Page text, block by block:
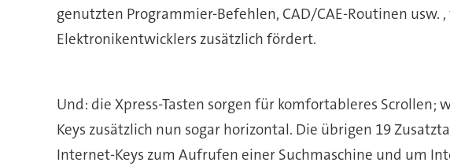
genutzten Programmier-Befehlen, CAD/CAE-Routinen
Elektronikentwicklers zusätzlich fördert.
Und: die Xpress-Tasten sorgen für komfortableres Scrollen;
Keys zusätzlich nun sogar horizontal. Die übrigen 19
Internet-Keys zum Aufrufen einer Suchmaschine und um